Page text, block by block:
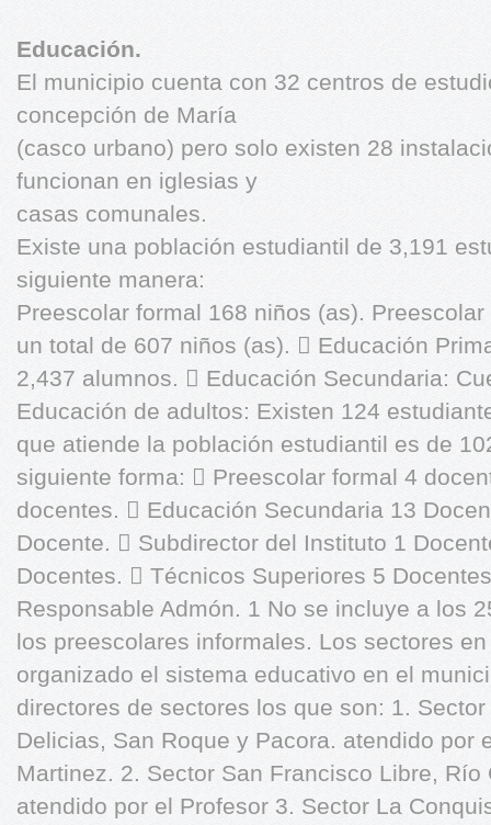
Educación.
El municipio cuenta con 32 centros de
concepción de María
(casco urbano) pero solo existen 28
funcionan en iglesias y
casas comunales.
Existe una población estudiantil de 3,191
siguiente manera:
Preescolar formal 168 niños (as).
un total de 607 niños (as).  Educación
2,437 alumnos.  Educación Secundaria:
Educación de adultos: Existen 124
que atiende la población estudiantil es de
siguiente forma:  Preescolar formal 4
docentes.  Educación Secundaria 13
Docente.  Subdirector del Instituto 1
Docentes.  Técnicos Superiores 5
Responsable Admón. 1 No se incluye a los
los preescolares informales. Los sectores
organizado el sistema educativo en el
directores de sectores los que son: 1.
Delicias, San Roque y Pacora. atendido por
Martinez. 2. Sector San Francisco Libre, Río
atendido por el Profesor 3. Sector La